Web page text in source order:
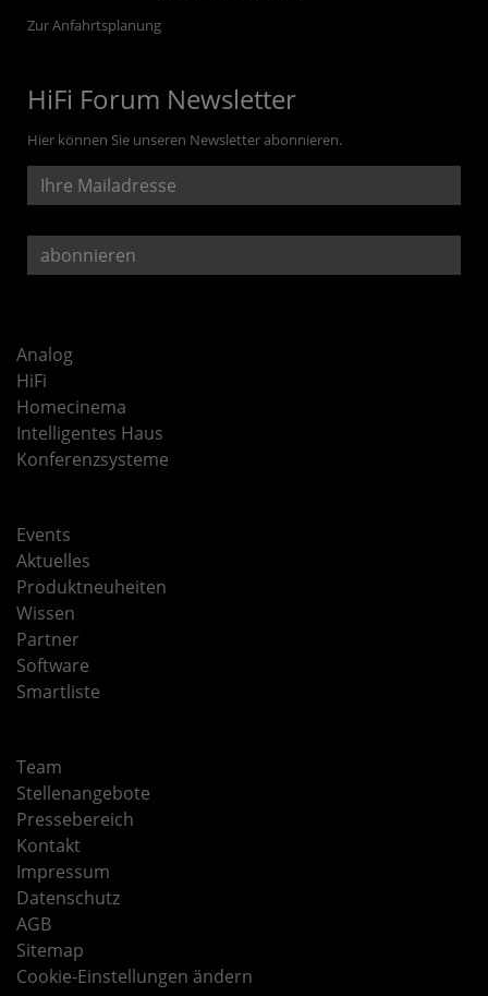
Zur Anfahrtsplanung
HiFi Forum Newsletter
Hier können Sie unseren Newsletter abonnieren.
Analog
HiFi
Homecinema
Intelligentes Haus
Konferenzsysteme
Events
Aktuelles
Produktneuheiten
Wissen
Partner
Software
Smartliste
Team
Stellenangebote
Pressebereich
Kontakt
Impressum
Datenschutz
AGB
Sitemap
Cookie-Einstellungen ändern